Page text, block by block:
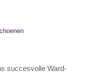
succesvolle Ward-